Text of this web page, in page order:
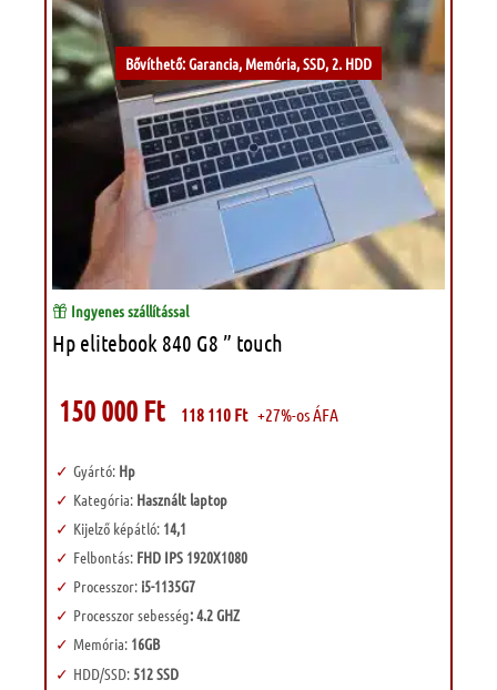
Bővíthető: Garancia, Memória, SSD, 2. HDD
Ingyenes szállítással
Hp elitebook 840 G8 ” touch
150 000 Ft 118 110 Ft +27%-os ÁFA
Gyártó: Hp
Kategória: Használt laptop
Kijelző képátló: 14,1
Felbontás: FHD IPS 1920X1080
Processzor:i5-1135G7
Processzor sebesség: 4.2 GHZ
Memória:16GB
HDD/SSD:512 SSD